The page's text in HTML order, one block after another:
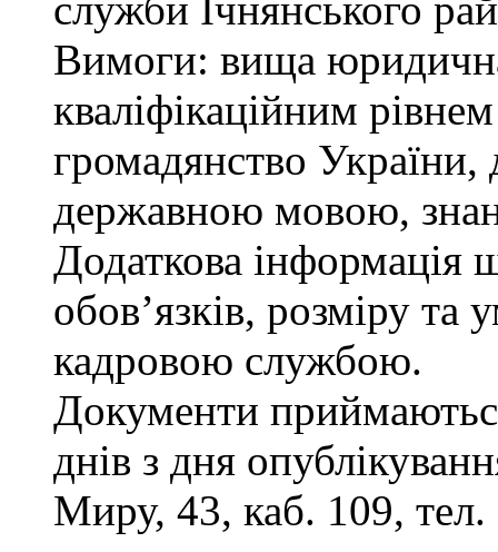
Вимоги: вища юридична
кваліфікаційним
громадянство України,
державною мовою,
Додаткова інформація
обов’язків, розміру та
кадровою службою.
Документи
днів з дня
Миру, 43, каб. 109,